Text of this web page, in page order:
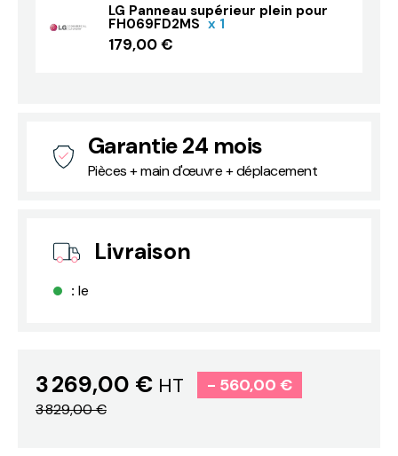
LG Panneau supérieur plein pour
FH069FD2MS x 1
179,00 €
Garantie 24 mois
Pièces + main d'œuvre + déplacement
Livraison
: le
3 269,00 €HT - 560,00 €
3 829,00 €